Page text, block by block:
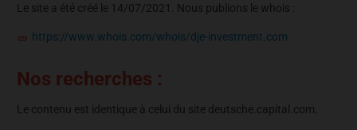
Le site a été créé le 14/07/2021. Nous publions le whois :
https://www.whois.com/whois/dje-investment.com
Nos recherches :
Le contenu est identique à celui du site deutsche.capital.com.